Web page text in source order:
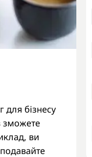
для бізнесу
зможете
ви